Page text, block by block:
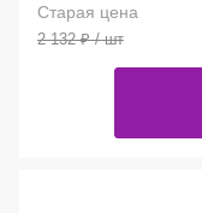
Старая цена
2 132₽/ шт